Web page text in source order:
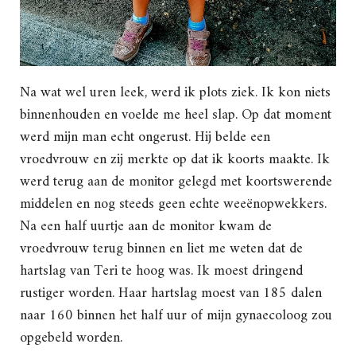
Na wat wel uren leek, werd ik plots ziek. Ik kon niets
binnenhouden en voelde me heel slap. Op dat moment
werd mijn man echt ongerust. Hij belde een
vroedvrouw en zij merkte op dat ik koorts maakte. Ik
werd terug aan de monitor gelegd met koortswerende
middelen en nog steeds geen echte weeënopwekkers.
Na een half uurtje aan de monitor kwam de
vroedvrouw terug binnen en liet me weten dat de
hartslag van Teri te hoog was. Ik moest dringend
rustiger worden. Haar hartslag moest van 185 dalen
naar 160 binnen het half uur of mijn gynaecoloog zou
opgebeld worden.